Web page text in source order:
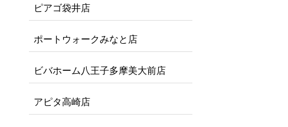
ピアゴ袋井店
ポートウォークみなと店
ビバホーム八王子多摩美大前店
アピタ高崎店